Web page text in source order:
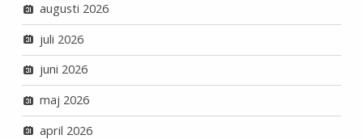
augusti 2026
juli 2026
juni 2026
maj 2026
april 2026